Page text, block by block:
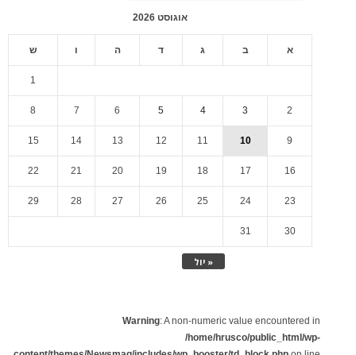
אוגוסט 2026
א ב ג ד ה ו ש
« יול
1
2
3
4
5
6
7
8
9
10
11
12
13
14
15
16
17
18
19
20
21
22
23
24
25
26
27
28
29
30
31
Warning: A non-numeric value encountered in
/home/hrusco/public_html/wp-